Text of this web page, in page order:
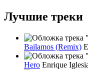
Лучшие треки
Bailamos (Remix)
Hero Enrique